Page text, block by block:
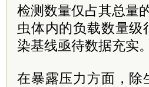
检测数量仅占其总量
虫体内的负载数量
染基线亟待数据充实。
在暴露压力方面，除